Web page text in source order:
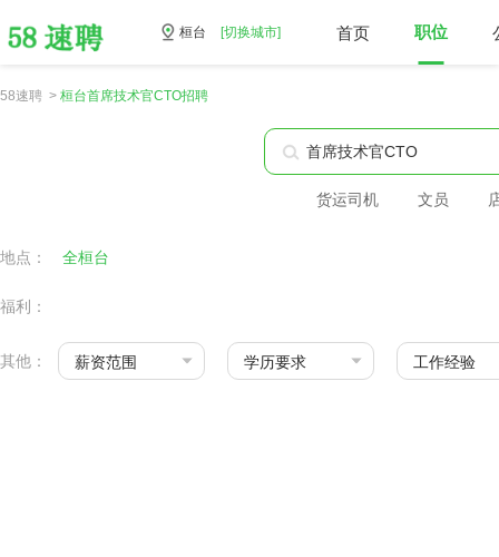
桓台 [切换城市] 首页 职位
58速聘 > 桓台首席技术官CTO招聘
货运司机 文员
地点： 全桓台
福利：
其他： 薪资范围 学历要求 工作经验